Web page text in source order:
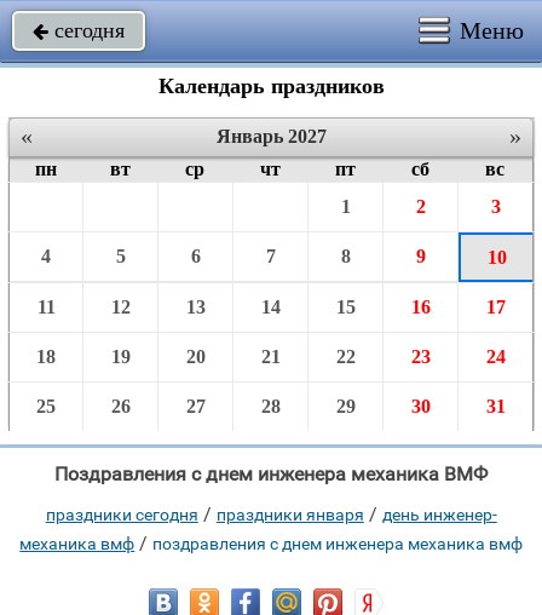
 сегодня Меню
Календарь праздников
« »
Январь 2027
пн
вт ср чт пт сб
вс
1
2 3
4 5 6 7 8 9 10
11 12 13 14 15 16 17
18 19 20 21 22 23 24
25 26 27 28 29 30 31
Поздравления с днем инженера механика ВМФ
праздники сегодня / праздники января / день инженер-
механика вмф / поздравления с днем инженера механика вмф